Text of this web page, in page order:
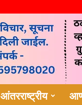
आंतरराष्ट्रीय